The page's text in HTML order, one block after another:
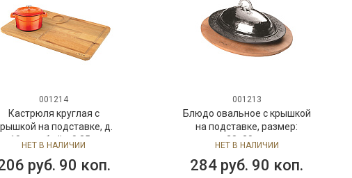
001214
Кастрюля круглая с
на подставке, д.
10 см, объём 0,35 л
НЕТ В НАЛИЧИИ
руб. 90 коп.
001213
Блюдо овальное с крышкой
на подставке, размер:
28х20 см
НЕТ В НАЛИЧИИ
284 руб. 90 коп.